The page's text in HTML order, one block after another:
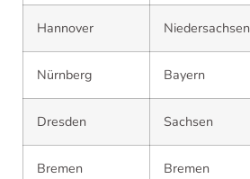
Hannover Niedersachsen
Nürnberg Bayern
Dresden Sachsen
Bremen Bremen